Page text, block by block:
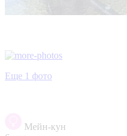
Еще 1 фото
Мейн-кун